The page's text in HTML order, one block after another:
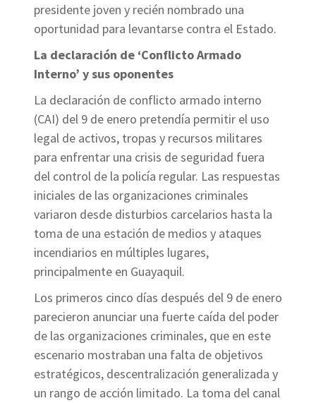
presidente joven y recién nombrado una
oportunidad para levantarse contra el Estado.
La declaración de ‘Conflicto Armado
Interno’ y sus oponentes
La declaración de conflicto armado interno
(CAI) del 9 de enero pretendía permitir el uso
legal de activos, tropas y recursos militares
para enfrentar una crisis de seguridad fuera
del control de la policía regular. Las respuestas
iniciales de las organizaciones criminales
variaron desde disturbios carcelarios hasta la
toma de una estación de medios y ataques
incendiarios en múltiples lugares,
principalmente en Guayaquil.
Los primeros cinco días después del 9 de enero
parecieron anunciar una fuerte caída del poder
de las organizaciones criminales, que en este
escenario mostraban una falta de objetivos
estratégicos, descentralización generalizada y
un rango de acción limitado. La toma del canal